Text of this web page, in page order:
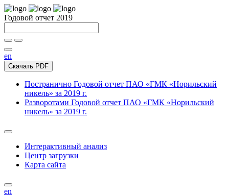
Годовой отчет 2019
en
Скачать PDF
Постранично Годовой отчет ПАО «ГМК «Норильский
никель» за 2019 г.
Разворотами Годовой отчет ПАО «ГМК «Норильский
никель» за 2019 г.
Интерактивный анализ
Центр загрузки
Карта сайта
en